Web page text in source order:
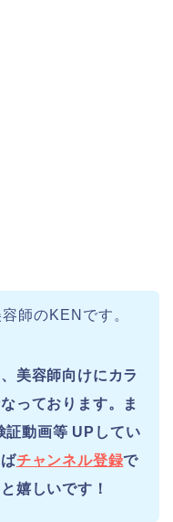
師のKENです。
美容師向けにカラ
っております。ま
証動画等 UPしてい
チャンネル登録で
嬉しいです！